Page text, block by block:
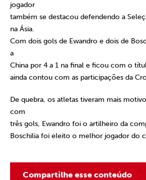
jogador
também se destacou defendendo a
na Ásia.
Com dois gols de Ewandro e dois de
a
China por 4 a 1 na final e ficou com o
ainda contou com as participações da
De quebra, os atletas tiveram mais
com
três gols, Ewandro foi o artilheiro da
Boschilia foi eleito o melhor jogador do
Compartilhe esse conteúdo